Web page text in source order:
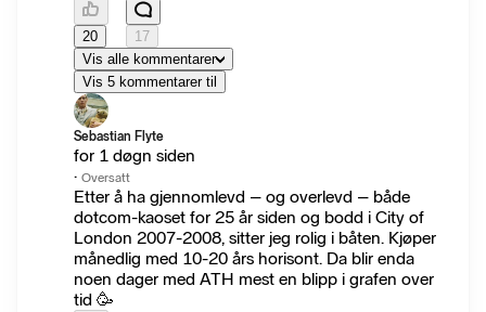
20
17
Vis alle kommentarer
Vis 5 kommentarer til
Sebastian Flyte
for 1 døgn siden
· Oversatt
Etter å ha gjennomlevd – og overlevd – både
dotcom-kaoset for 25 år siden og bodd i City of
London 2007-2008, sitter jeg rolig i båten. Kjøper
månedlig med 10-20 års horisont. Da blir enda
noen dager med ATH mest en blipp i grafen over
tid 🥳